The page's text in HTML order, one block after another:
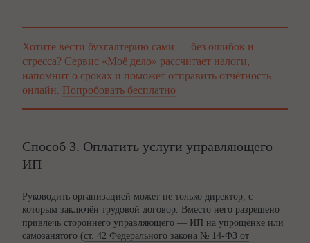
Хотите вести бухгалтерию сами — без ошибок и
стресса? Сервис «Моё дело» рассчитает налоги,
напомнит о сроках и поможет отправить отчётность
онлайн. Попробовать бесплатно
Способ 3. Оплатить услуги управляющего
ИП
Руководить организацией может не только директор, с
которым заключён трудовой договор. Вместо него разрешено
привлечь стороннего управляющего — ИП на упрощёнке или
самозанятого (ст. 42 Федерального закона № 14-ФЗ от